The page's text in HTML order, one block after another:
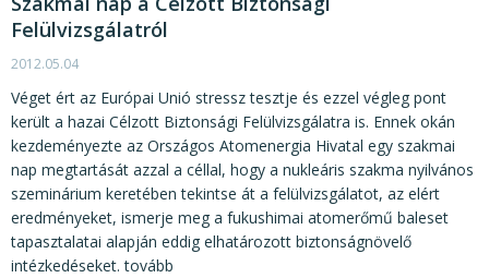
Felülvizsgálatról
2012.05.04
Véget ért az Európai Unió stressz tesztje és ezzel végleg pont
került a hazai Célzott Biztonsági Felülvizsgálatra is. Ennek okán
kezdeményezte az Országos Atomenergia Hivatal egy szakmai
nap megtartását azzal a céllal, hogy a nukleáris szakma nyilvános
szeminárium keretében tekintse át a felülvizsgálatot, az elért
eredményeket, ismerje meg a fukushimai atomerőmű baleset
tapasztalatai alapján eddig elhatározott biztonságnövelő
intézkedéseket. tovább